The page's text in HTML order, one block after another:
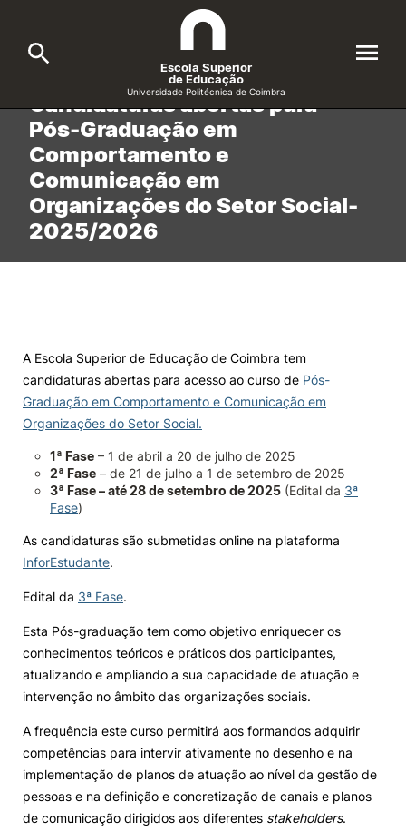
A ESEC
Cursos
Candidatos
Alunos
Candidaturas
©2026 Instituto Politécnico de Coimbra. Todos os direitos reservados.
Escola Superior
de Educação
Universidade Politécnica de Coimbra
Search
Formative Offer General
Candidaturas abertas para
Pós-Graduação em
Comportamento e
Comunicação em
Organizações do Setor Social-
2025/2026
Candidaturas abertas para Pós-Graduação em Comportamento e
A Escola Superior de Educação de Coimbra tem
candidaturas abertas para acesso ao curso de Pós-
Graduação em Comportamento e Comunicação em
Organizações do Setor Social.
1ª Fase – 1 de abril a 20 de julho de 2025
2ª Fase – de 21 de julho a 1 de setembro de 2025
3ª Fase – até 28 de setembro de 2025 (Edital da 3ª
Fase)
As candidaturas são submetidas online na plataforma
InforEstudante.
Edital da 3ª Fase.
Esta Pós-graduação tem como objetivo enriquecer os
conhecimentos teóricos e práticos dos participantes,
atualizando e ampliando a sua capacidade de atuação e
intervenção no âmbito das organizações sociais.
A frequência este curso permitirá aos formandos adquirir
competências para intervir ativamente no desenho e na
implementação de planos de atuação ao nível da gestão de
pessoas e na definição e concretização de canais e planos
de comunicação dirigidos aos diferentes stakeholders.